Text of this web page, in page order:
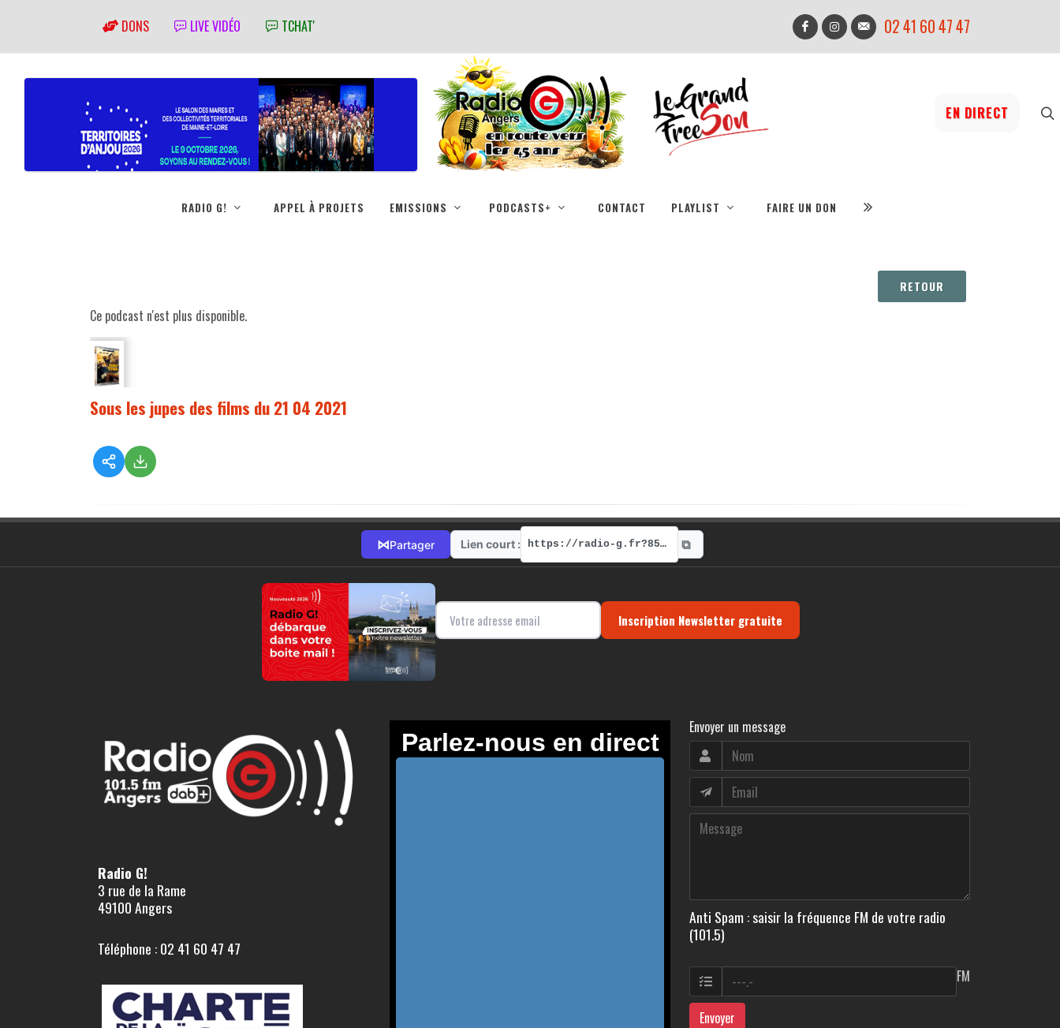
DONS LIVE VIDÉO TCHAT' 02 41 60 47 47
EN DIRECT
RADIO G! APPEL À PROJETS EMISSIONS PODCASTS+ CONTACT PLAYLIST FAIRE UN DON
RETOUR
Ce podcast n'est plus disponible.
Sous les jupes des films du 21 04 2021
⋈Partager Lien court : https://radio-g.fr?8528 ⧉
Inscription Newsletter gratuite
Radio G!
3 rue de la Rame
49100 Angers
Téléphone : 02 41 60 47 47
Envoyer un message
Anti Spam : saisir la fréquence FM de votre radio
(101.5)
FM
Envoyer